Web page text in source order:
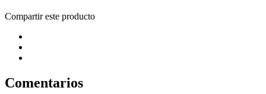
Compartir este producto
Comentarios